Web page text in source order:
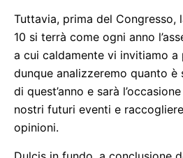
Tuttavia, prima del Congresso,
10 si terrà come ogni anno
a cui caldamente vi invitiamo a
dunque analizzeremo quanto
di quest’anno e sarà
nostri futuri eventi e
opinioni.